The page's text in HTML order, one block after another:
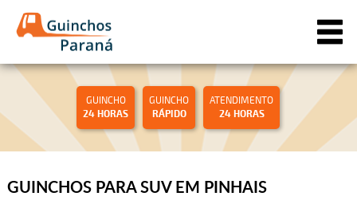
GUINCHO
24 HORAS
GUINCHO
RÁPIDO
ATENDIMENTO
24 HORAS
GUINCHOS PARA SUV EM PINHAIS